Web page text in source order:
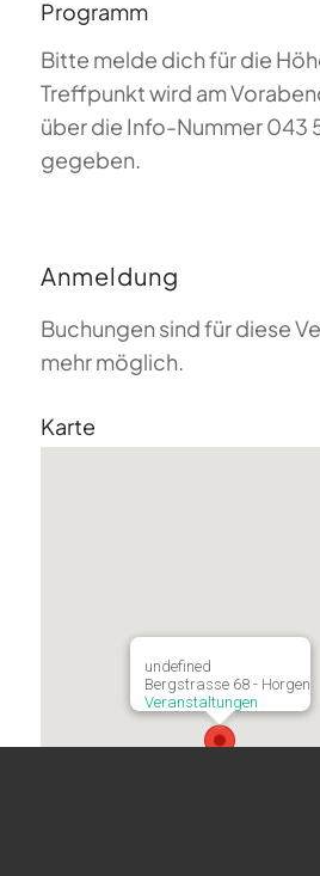
Programm
Bitte melde dich für die
Treffpunkt wird am
über die Info-Nummer 043
gegeben.
Anmeldung
Buchungen sind für diese
mehr möglich.
Karte
undefined
Bergstrasse 68 - Horgen
Veranstaltungen